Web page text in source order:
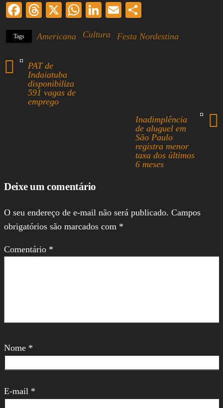
Fa
ce
bo
ok
T
ea
X
W
ts
Li
ed
E
ail re
Tags Americana Cultura Festa Nordestina
PAT de
Indaiatuba
disponibiliza
591 vagas de
emprego
Inadimplência
de aluguel em
São Paulo
registra menor
taxa dos últimos
6 meses
Deixe um comentário
O seu endereço de e-mail não será publicado. Campos
obrigatórios são marcados com *
Comentário *
Nome *
E-mail *